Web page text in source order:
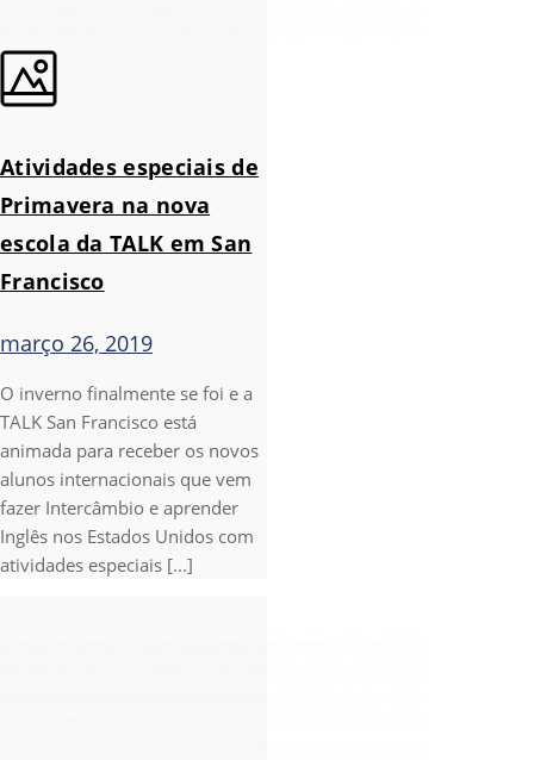
Atividades especiais de
Primavera na nova
escola da TALK em San
Francisco
março 26, 2019
O inverno finalmente se foi e a
TALK San Francisco está
animada para receber os novos
alunos internacionais que vem
fazer Intercâmbio e aprender
Inglês nos Estados Unidos com
atividades especiais [...]